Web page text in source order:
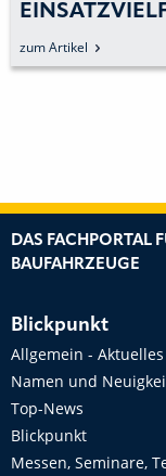
zum Artikel
DAS FACHPORTAL
BAUFAHRZEUGE
Blickpunkt
Allgemein - Aktuelles
Namen und
Top-News
Blickpunkt
Messen, Seminare,